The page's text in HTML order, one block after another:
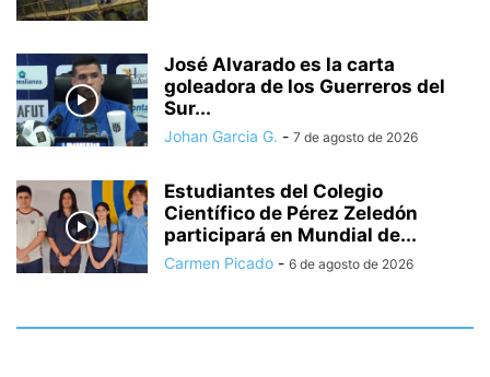
José Alvarado es la carta
goleadora de los Guerreros del
Sur...
Johan Garcia G. - 7 de agosto de 2026
Estudiantes del Colegio
Científico de Pérez Zeledón
participará en Mundial de...
Carmen Picado - 6 de agosto de 2026